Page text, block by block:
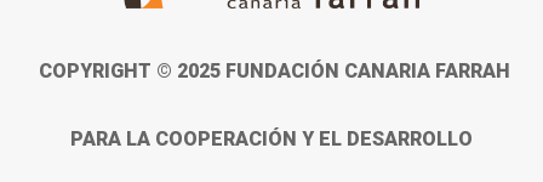
COPYRIGHT © 2025 FUNDACIÓN CANARIA FARRAH
PARA LA COOPERACIÓN Y EL DESARROLLO